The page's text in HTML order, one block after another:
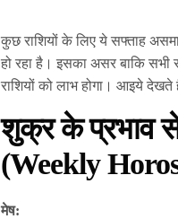
कुछ राशियों के लिए ये सफ्ताह
हो रहा है। इसका असर बाकि सभी
राशियों को लाभ होगा। आइये
शुक्र के प्रभाव से
(Weekly
मेष: